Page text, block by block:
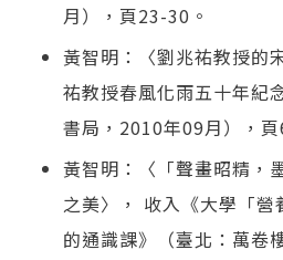
月），頁23-30。
黃智明：〈劉兆祐教授的
祐教授春風化雨五十年紀
書局，2010年09月），頁
黃智明：〈「聲畫昭精，
之美〉， 收入《大學「營
的通識課》（臺北：萬卷